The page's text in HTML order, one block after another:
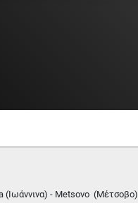
(Ιωάννινα) - Metsovo (Μέτσοβο)